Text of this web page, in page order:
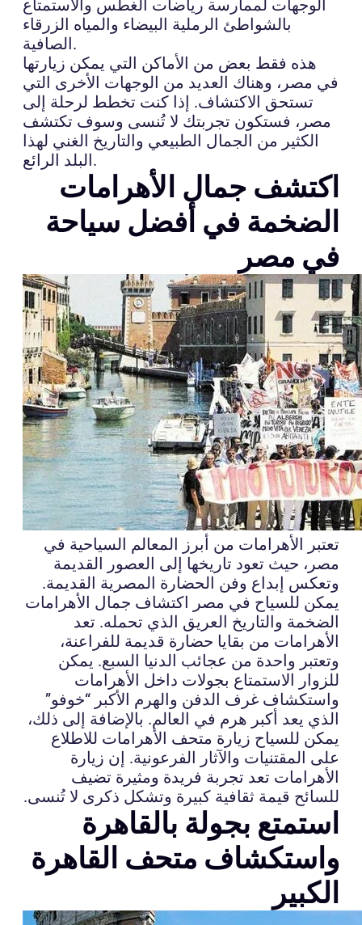
الوجهات لممارسة رياضات الغطس والاستمتاع
بالشواطئ الرملية البيضاء والمياه الزرقاء
الصافية.
هذه فقط بعض من الأماكن التي يمكن زيارتها
في مصر، وهناك العديد من الوجهات الأخرى التي
تستحق الاكتشاف. إذا كنت تخطط لرحلة إلى
مصر، فستكون تجربتك لا تُنسى وسوف تكتشف
الكثير من الجمال الطبيعي والتاريخ الغني لهذا
البلد الرائع.
اكتشف جمال الأهرامات
الضخمة في أفضل سياحة
في مصر
تعتبر الأهرامات من أبرز المعالم السياحية في
مصر، حيث تعود تاريخها إلى العصور القديمة
وتعكس إبداع وفن الحضارة المصرية القديمة.
يمكن للسياح في مصر اكتشاف جمال الأهرامات
الضخمة والتاريخ العريق الذي تحمله. تعد
الأهرامات من بقايا حضارة قديمة للفراعنة،
وتعتبر واحدة من عجائب الدنيا السبع. يمكن
للزوار الاستمتاع بجولات داخل الأهرامات
واستكشاف غرف الدفن والهرم الأكبر “خوفو”
الذي يعد أكبر هرم في العالم. بالإضافة إلى ذلك،
يمكن للسياح زيارة متحف الأهرامات للاطلاع
على المقتنيات والآثار الفرعونية. إن زيارة
الأهرامات تعد تجربة فريدة ومثيرة تضيف
للسائح قيمة ثقافية كبيرة وتشكل ذكرى لا تُنسى.
استمتع بجولة بالقاهرة
واستكشاف متحف القاهرة
الكبير